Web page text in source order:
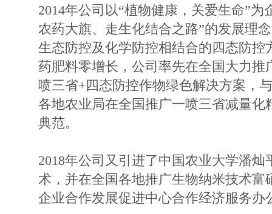
2014年公司以“植物健康，关爱生命”
农药大旗、走生化结合之路”的发展理
生态防控及化学防控相结合的四态防控
药肥料零增长，公司率先在全国大力推
喷三省+四态防控作物绿色解决方案，
各地农业局在全国推广一喷三省减量
典范。
2018年公司又引进了中国农业大学潘
术，并在全国各地推广生物纳米技术富
企业合作发展促进中心合作经济服务办